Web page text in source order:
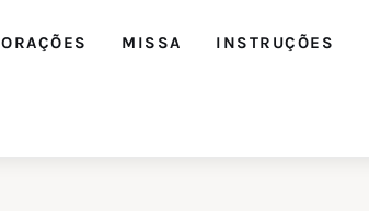
ORAÇÕES MISSA INSTRUÇÕES